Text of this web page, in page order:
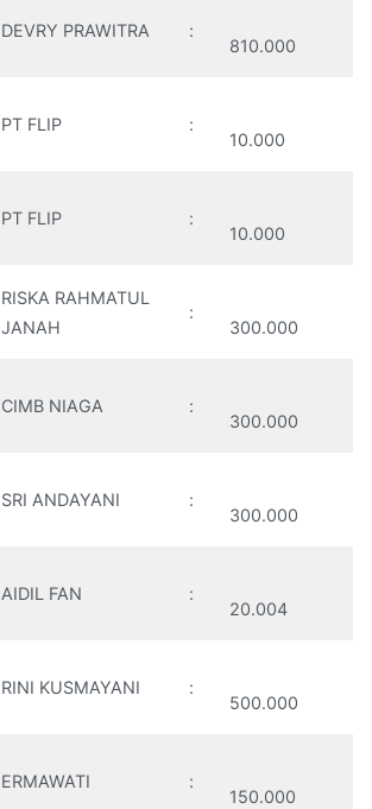
DEVRY PRAWITRA :
810.000
PT FLIP :
10.000
PT FLIP :
10.000
RISKA RAHMATUL
JANAH
:
300.000
CIMB NIAGA :
300.000
SRI ANDAYANI :
300.000
AIDIL FAN :
20.004
RINI KUSMAYANI :
500.000
ERMAWATI :
150.000